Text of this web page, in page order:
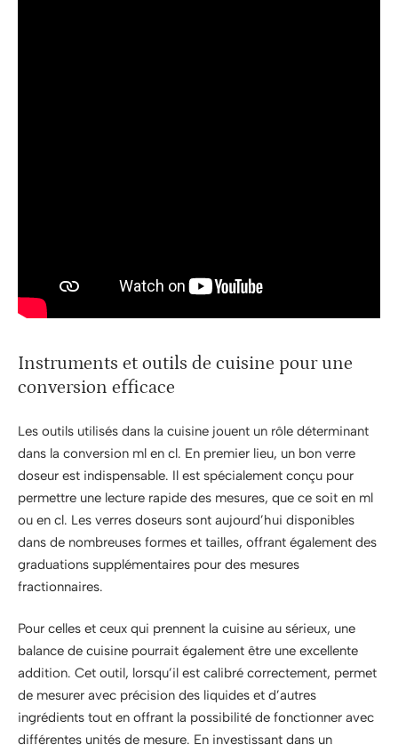
Instruments et outils de cuisine pour une
conversion efficace
Les outils utilisés dans la cuisine jouent un rôle déterminant
dans la conversion ml en cl. En premier lieu, un bon verre
doseur est indispensable. Il est spécialement conçu pour
permettre une lecture rapide des mesures, que ce soit en ml
ou en cl. Les verres doseurs sont aujourd’hui disponibles
dans de nombreuses formes et tailles, offrant également des
graduations supplémentaires pour des mesures
fractionnaires.
Pour celles et ceux qui prennent la cuisine au sérieux, une
balance de cuisine pourrait également être une excellente
addition. Cet outil, lorsqu’il est calibré correctement, permet
de mesurer avec précision des liquides et d’autres
ingrédients tout en offrant la possibilité de fonctionner avec
différentes unités de mesure. En investissant dans un